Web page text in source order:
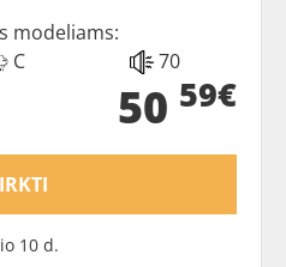
modeliams:
C 70
50 59€
10 d.